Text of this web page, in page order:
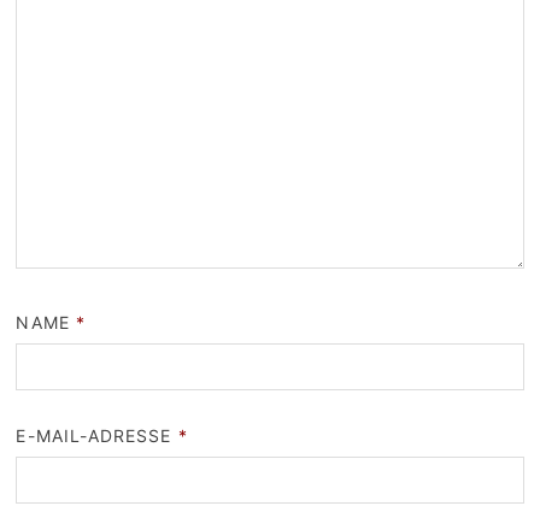
NAME *
E-MAIL-ADRESSE *